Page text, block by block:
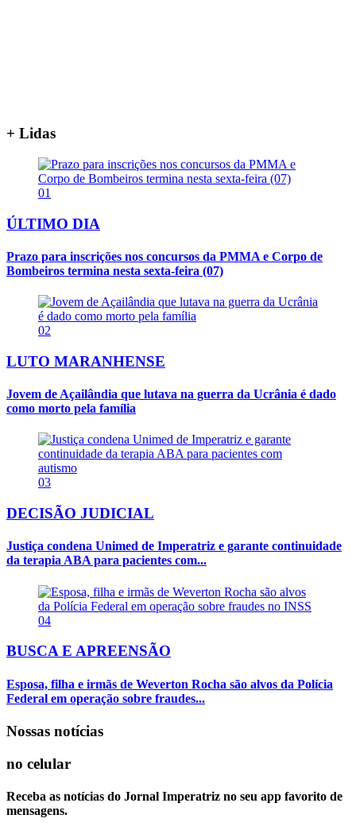
+ Lidas
01
ÚLTIMO DIA
Prazo para inscrições nos concursos da PMMA e Corpo de
Bombeiros termina nesta sexta-feira (07)
02
LUTO MARANHENSE
Jovem de Açailândia que lutava na guerra da Ucrânia é dado
como morto pela família
03
DECISÃO JUDICIAL
Justiça condena Unimed de Imperatriz e garante continuidade
da terapia ABA para pacientes com...
04
BUSCA E APREENSÃO
Esposa, filha e irmãs de Weverton Rocha são alvos da Polícia
Federal em operação sobre fraudes...
Nossas notícias
no celular
Receba as notícias do Jornal Imperatriz no seu app favorito de
mensagens.